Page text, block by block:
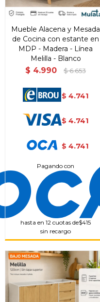
Mueble Alacena y Mesada
de Cocina con estante en
MDP - Madera - Línea
Melilla - Blanco
$ 4.990 $ 6.653
$ 4.741
$ 4.741
$ 4.741
Pagando con
hasta en 12 cuotas de$415
sin recargo